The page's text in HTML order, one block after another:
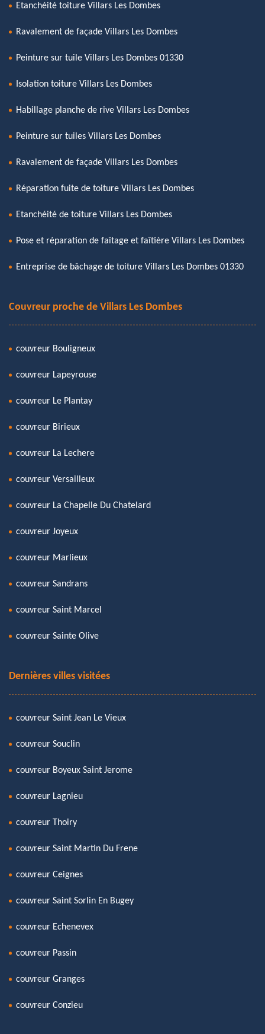
Etanchéité toiture Villars Les Dombes
Ravalement de façade Villars Les Dombes
Peinture sur tuile Villars Les Dombes 01330
Isolation toiture Villars Les Dombes
Habillage planche de rive Villars Les Dombes
Peinture sur tuiles Villars Les Dombes
Ravalement de façade Villars Les Dombes
Réparation fuite de toiture Villars Les Dombes
Etanchéité de toiture Villars Les Dombes
Pose et réparation de faîtage et faîtière Villars Les Dombes
Entreprise de bâchage de toiture Villars Les Dombes 01330
Couvreur proche de Villars Les Dombes
couvreur Bouligneux
couvreur Lapeyrouse
couvreur Le Plantay
couvreur Birieux
couvreur La Lechere
couvreur Versailleux
couvreur La Chapelle Du Chatelard
couvreur Joyeux
couvreur Marlieux
couvreur Sandrans
couvreur Saint Marcel
couvreur Sainte Olive
Dernières villes visitées
couvreur Saint Jean Le Vieux
couvreur Souclin
couvreur Boyeux Saint Jerome
couvreur Lagnieu
couvreur Thoiry
couvreur Saint Martin Du Frene
couvreur Ceignes
couvreur Saint Sorlin En Bugey
couvreur Echenevex
couvreur Passin
couvreur Granges
couvreur Conzieu